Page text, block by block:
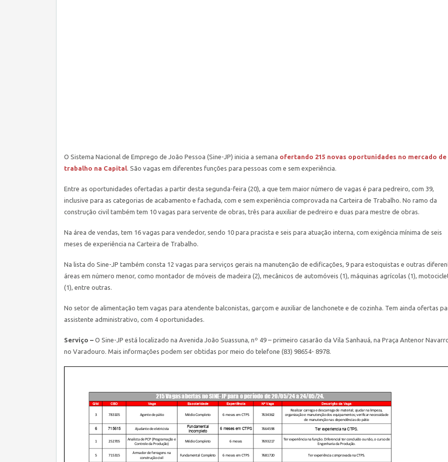
O Sistema Nacional de Emprego de João Pessoa (Sine-JP) inicia a semana ofertando 215 novas oportunidades no mercado de
trabalho na Capital. São vagas em diferentes funções para pessoas com e sem experiência.
Entre as oportunidades ofertadas a partir desta segunda-feira (20), a que tem maior número de vagas é para pedreiro, com 39,
inclusive para as categorias de acabamento e fachada, com e sem experiência comprovada na Carteira de Trabalho. No ramo da
construção civil também tem 10 vagas para servente de obras, três para auxiliar de pedreiro e duas para mestre de obras.
Na área de vendas, tem 16 vagas para vendedor, sendo 10 para pracista e seis para atuação interna, com exigência mínima de seis
meses de experiência na Carteira de Trabalho.
Na lista do Sine-JP também consta 12 vagas para serviços gerais na manutenção de edificações, 9 para estoquistas e outras
áreas em número menor, como montador de móveis de madeira (2), mecânicos de automóveis (1), máquinas agrícolas (1),
(1), entre outras.
No setor de alimentação tem vagas para atendente balconistas, garçom e auxiliar de lanchonete e de cozinha. Tem ainda ofertas
assistente administrativo, com 4 oportunidades.
Serviço – O Sine-JP está localizado na Avenida João Suassuna, nº 49 – primeiro casarão da Vila Sanhauá, na Praça Antenor
no Varadouro. Mais informações podem ser obtidas por meio do telefone (83) 98654- 8978.